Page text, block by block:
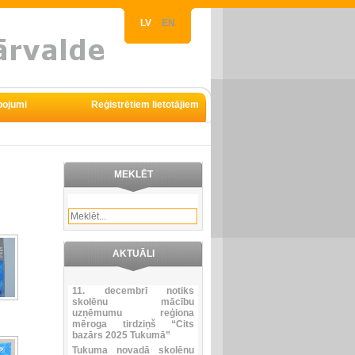
LV EN
Reģistrētiem lietotājiem
MEKLĒT
AKTUĀLI
11. decembrī notiks
skolēnu mācību
uzņēmumu reģiona
mēroga tirdziņš “Cits
bazārs 2025 Tukumā”
Tukuma novadā skolēnu